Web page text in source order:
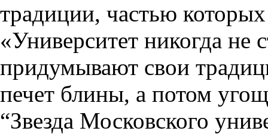
традиции, частью
«Университет никогда не
придумывают свои
печет блины, а потом
“Звезда Московского